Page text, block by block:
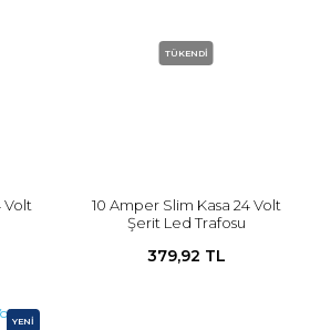
Volt
TÜKENDİ
10 Amper Slim Kasa 24 Volt
Şerit Led Trafosu
379,92 TL
YENİ